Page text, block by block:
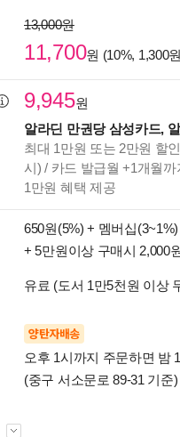
13,000원
11,700원 (10%, 1,300
9,945원
알라딘 만권당 삼성카드,
최대 1만원 또는 2만원 할
시) / 카드 발급월 +1개월
1만원 혜택 제공
650원(5%) + 멤버십(3~1%)
+ 5만원이상 구매시 2,000
유료 (도서 1만5천원 이상
양탄자배송
오후 1시까지 주문하면 밤
(중구 서소문로 89-31 기준)